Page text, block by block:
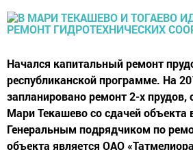
Начался капитальный ремонт
республиканской программе. На
запланировано ремонт 2-х прудов,
Мари Текашево со сдачей объекта
Генеральным подрядчиком по
объекта является ОАО